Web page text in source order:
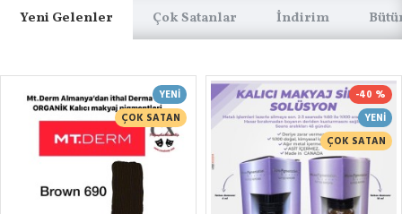
Yeni Gelenler Çok Satanlar İndirim
YENI
ÇOK SATAN
YENI
ÇOK SATAN
-40 %